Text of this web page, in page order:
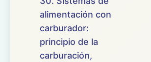
oposiciones de
Mantenimiento de
Vehículos, dedicado a
los sistemas d...
alimentación con
carburador:
principio de la
carburación,